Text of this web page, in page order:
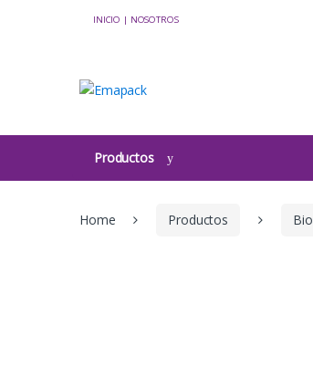
INICIO | NOSOTROS
Productos
Home Productos Bio